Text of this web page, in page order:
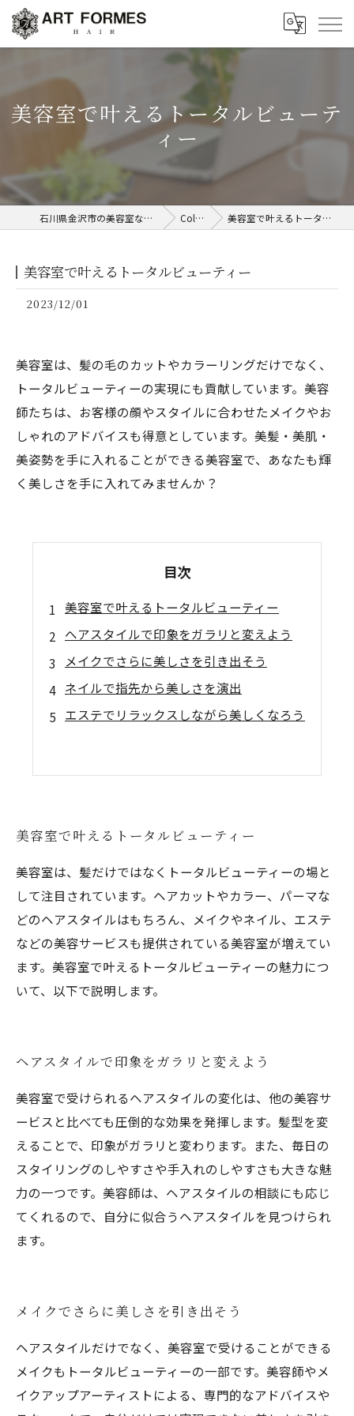
美容室で叶えるトータルビューテ
ィー
石川県金沢市の美容室ならART FORMES Column 美容室で叶えるトータルビューティー
美容室で叶えるトータルビューティー
2023/12/01
美容室は、髪の毛のカットやカラーリングだけでなく、
トータルビューティーの実現にも貢献しています。美容
師たちは、お客様の顔やスタイルに合わせたメイクやお
しゃれのアドバイスも得意としています。美髪・美肌・
美姿勢を手に入れることができる美容室で、あなたも輝
く美しさを手に入れてみませんか？
目次
美容室で叶えるトータルビューティー
ヘアスタイルで印象をガラリと変えよう
メイクでさらに美しさを引き出そう
ネイルで指先から美しさを演出
エステでリラックスしながら美しくなろう
美容室で叶えるトータルビューティー
美容室は、髪だけではなくトータルビューティーの場と
して注目されています。ヘアカットやカラー、パーマな
どのヘアスタイルはもちろん、メイクやネイル、エステ
などの美容サービスも提供されている美容室が増えてい
ます。美容室で叶えるトータルビューティーの魅力につ
いて、以下で説明します。
ヘアスタイルで印象をガラリと変えよう
美容室で受けられるヘアスタイルの変化は、他の美容サ
ービスと比べても圧倒的な効果を発揮します。髪型を変
えることで、印象がガラリと変わります。また、毎日の
スタイリングのしやすさや手入れのしやすさも大きな魅
力の一つです。美容師は、ヘアスタイルの相談にも応じ
てくれるので、自分に似合うヘアスタイルを見つけられ
ます。
メイクでさらに美しさを引き出そう
ヘアスタイルだけでなく、美容室で受けることができる
メイクもトータルビューティーの一部です。美容師やメ
イクアップアーティストによる、専門的なアドバイスや